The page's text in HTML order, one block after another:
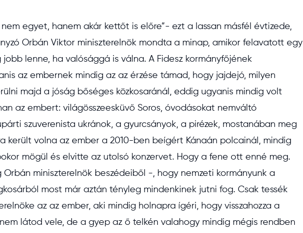
egyet, hanem akár kettőt is előre”- ezt a lassan másfél évtizede,
Orbán Viktor miniszterelnök mondta a minap, amikor felavatott egy
lenne, ha valósággá is válna. A Fidesz kormányfőjének
az embernek mindig az az érzése támad, hogy jajdejó, milyen
majd a jóság bőséges közkosaránál, eddig ugyanis mindig volt
az embert: világösszeesküvő Soros, óvodásokat nemváltó
szuverenista ukránok, a gyurcsányok, a pirézek, mostanában meg
került volna az ember a 2010-ben beígért Kánaán polcainál, mindig
mögül és elvitte az utolsó konzervet. Hogy a fene ott enné meg.
miniszterelnök beszédeiből -, hogy nemzeti kormányunk a
most már aztán tényleg mindenkinek jutni fog. Csak tessék
az az ember, aki mindig holnapra ígéri, hogy visszahozza a
látod vele, de a gyep az ő telkén valahogy mindig mégis rendben